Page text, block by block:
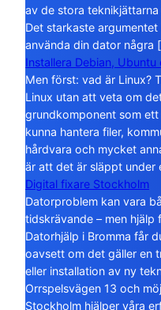
av de stora
Det starkaste
använda din dator några
Installera Debian,
Men först: vad är Linux?
Linux utan att veta om
grundkomponent som
kunna hantera filer,
hårdvara och mycket
är att det är släppt
Digital fixare Stockholm
Datorproblem kan vara
tidskrävande – men hjälp
Datorhjälp i Bromma får
oavsett om det gäller en
eller installation av ny
Orrspelsvägen 13 och
Stockholm hjälper våra